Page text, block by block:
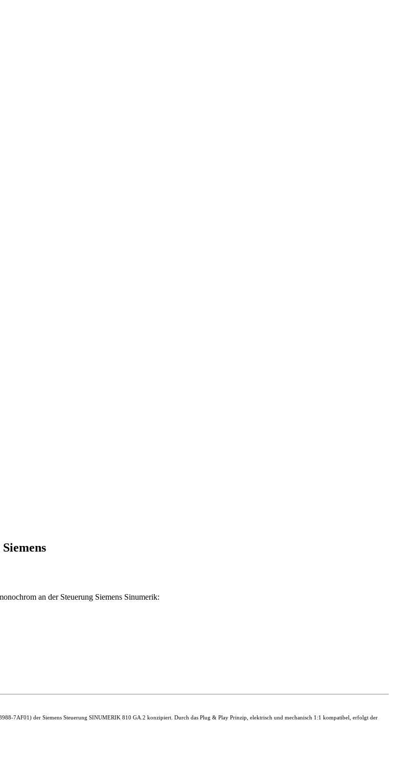
an der Steuerung Siemens Sinumerik:
7AF01) der Siemens Steuerung SINUMERIK 810 GA.2 konzipiert. Durch das Plug & Play Prinzip, elektrisch und mechanisch 1:1 kompatibel, erfolgt der